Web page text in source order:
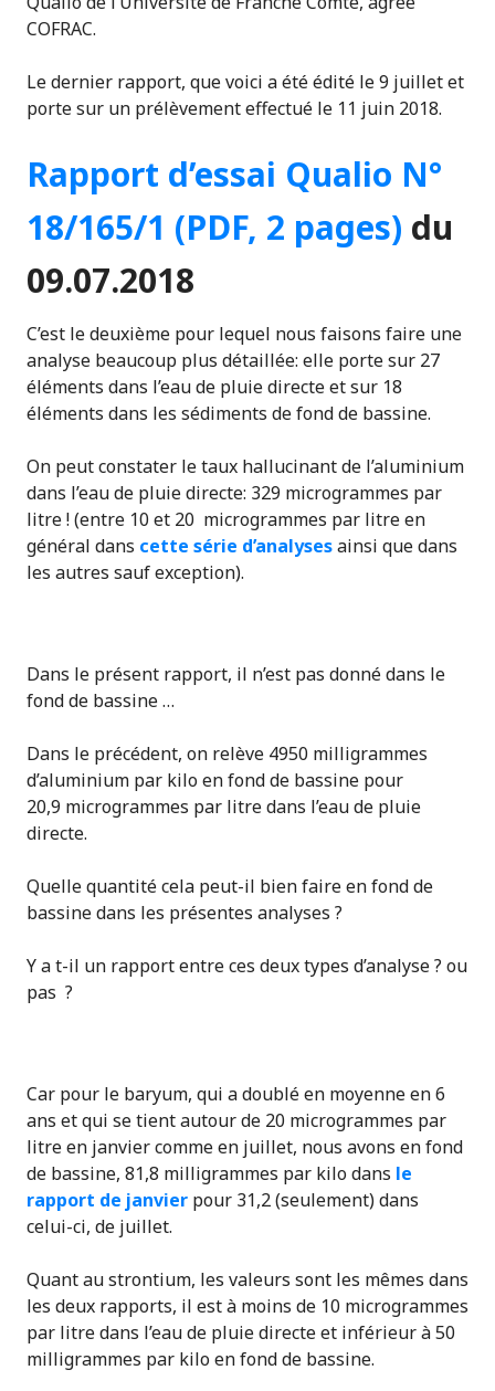
COFRAC.
Le dernier rapport, que voici a été édité le 9 juillet et
porte sur un prélèvement effectué le 11 juin 2018.
Rapport d’essai Qualio N°
18/165/1 (PDF, 2 pages) du
09.07.2018
C’est le deuxième pour lequel nous faisons faire une
analyse beaucoup plus détaillée: elle porte sur 27
éléments dans l’eau de pluie directe et sur 18
éléments dans les sédiments de fond de bassine.
On peut constater le taux hallucinant de l’aluminium
dans l’eau de pluie directe: 329 microgrammes par
litre ! (entre 10 et 20 microgrammes par litre en
général dans cette série d’analysesainsi que dans
les autres sauf exception).
Dans le présent rapport, il n’est pas donné dans le
fond de bassine …
Dans le précédent, on relève 4950 milligrammes
d’aluminium par kilo en fond de bassine pour
20,9 microgrammes par litre dans l’eau de pluie
directe.
Quelle quantité cela peut-il bien faire en fond de
bassine dans les présentes analyses ?
Y a t-il un rapport entre ces deux types d’analyse ? ou
pas ?
Car pour le baryum, qui a doublé en moyenne en 6
ans et qui se tient autour de 20 microgrammes par
litre en janvier comme en juillet, nous avons en fond
de bassine, 81,8 milligrammes par kilo dans le
rapport de janvier pour 31,2 (seulement) dans
celui-ci, de juillet.
Quant au strontium, les valeurs sont les mêmes dans
les deux rapports, il est à moins de 10 microgrammes
par litre dans l’eau de pluie directe et inférieur à 50
milligrammes par kilo en fond de bassine.